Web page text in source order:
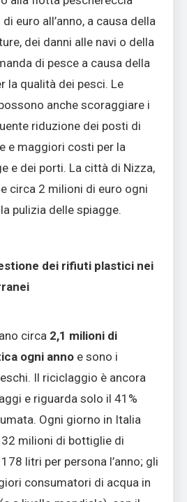
euro all’anno, a causa della
dei danni alle navi o della
di pesce a causa della
la qualità dei pesci. Le
anche scoraggiare i
riduzione dei posti di
e maggiori costi per la
e dei porti. La città di Nizza,
circa 2 milioni di euro ogni
pulizia delle spiagge.
dei rifiuti plastici nei
circa 2,1 milioni di
ogni anno e sono i
Il riciclaggio è ancora
e riguarda solo il 41%
Ogni giorno in Italia
milioni di bottiglie di
litri per persona l’anno; gli
consumatori di acqua in